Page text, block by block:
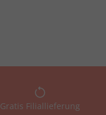
Gratis Filiallieferung